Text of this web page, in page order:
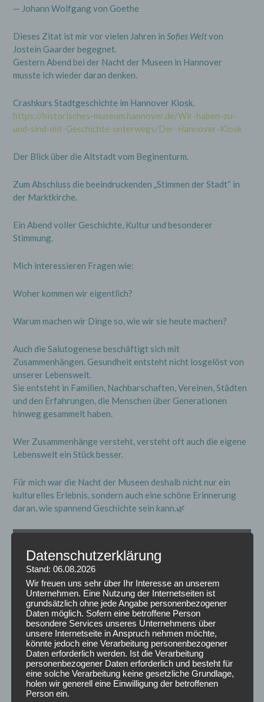
— Johann Wolfgang von Goethe
Dieses Zitat ist mir vor vielen Jahren in Sofies Weltvon
Jostein Gaarder begegnet.
Gestern Abend bei der Nacht der Museen in Hannover
musste ich wieder daran denken.
Crashkurs Stadtgeschichte im Hannover Kiosk.
https://historisches-museum.hannover.de/Wir-haben-zu-
und-sind-mit-Geschichte-unterwegs/Der-Hannover-Kiosk
Der Blick über die Altstadt vom Beginenturm.
Zum Abschluss die beeindruckenden „Stimmen der Stadt“ in
der Marktkirche.
Ein Abend voller Geschichte, Kultur und besonderer
Stimmung.
Mich interessieren Fragen wie:
Woher kommen wir eigentlich?
Warum machen wir Dinge so, wie wir sie heute machen?
Auch die Salutogenese beschäftigt sich mit
Zusammenhängen. Gesundheit entsteht nicht losgelöst von
unserer Lebenswelt.
Sie entsteht in Familien, Nachbarschaften, Vereinen, Städten
und den Erfahrungen, die Menschen über Generationen
hinweg gesammelt haben.
Wer Zusammenhänge versteht, versteht oft auch die eigene
Lebenswelt ein Stück besser.
Für mich war die Nacht der Museen deshalb nicht nur ein
kulturelles Erlebnis, sondern auch eine schöne Erinnerung
daran, wie spannend Geschichte sein kann.🌿
Video-
PlayerDatenschutzerklärung
Stand: 06.08.2026
Wir freuen uns sehr über Ihr Interesse an unserem
Unternehmen. Eine Nutzung der Internetseiten ist
grundsätzlich ohne jede Angabe personenbezogener
Daten möglich. Sofern eine betroffene Person
besondere Services unseres Unternehmens über
unsere Internetseite in Anspruch nehmen möchte,
könnte jedoch eine Verarbeitung personenbezogener
Daten erforderlich werden. Ist die Verarbeitung
personenbezogener Daten erforderlich und besteht für
eine solche Verarbeitung keine gesetzliche Grundlage,
holen wir generell eine Einwilligung der betroffenen
Person ein.